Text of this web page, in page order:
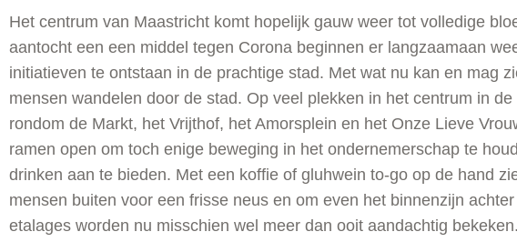
Het centrum van Maastricht komt hopelijk gauw weer tot volledige
aantocht een een middel tegen Corona beginnen er langzaamaan
initiatieven te ontstaan in de prachtige stad. Met wat nu kan en mag
mensen wandelen door de stad. Op veel plekken in het centrum in
rondom de Markt, het Vrijthof, het Amorsplein en het Onze Lieve
ramen open om toch enige beweging in het ondernemerschap te
drinken aan te bieden. Met een koffie of gluhwein to-go op de hand
mensen buiten voor een frisse neus en om even het binnenzijn
etalages worden nu misschien wel meer dan ooit aandachtig bekeken.